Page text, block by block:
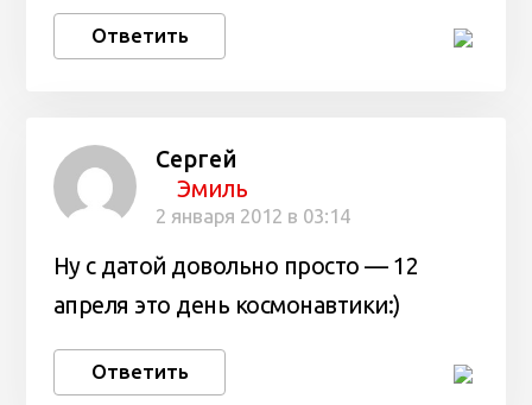
Ответить
Сергей
Эмиль
2 января 2012 в 03:14
Ну с датой довольно просто — 12
апреля это день космонавтики:)
Ответить